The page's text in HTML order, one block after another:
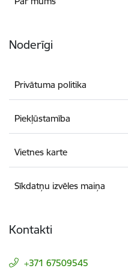
Noderīgi
Privātuma politika
Piekļūstamība
Vietnes karte
Sīkdatņu izvēles maiņa
Kontakti
+371 67509545